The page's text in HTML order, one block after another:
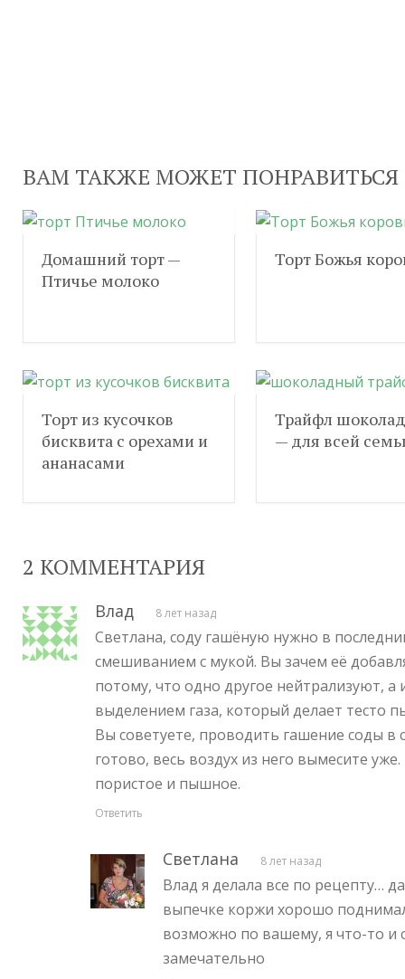
ВАМ ТАКЖЕ МОЖЕТ ПОНРАВИТЬСЯ
Домашний торт —
Птичье молоко
Торт Божья
Торт из кусочков
бисквита с орехами и
ананасами
Трайфл
— для всей
2 КОММЕНТАРИЯ
Влад 8 лет назад
Светлана, соду гашёную нужно в
смешиванием с мукой. Вы зачем её
потому, что одно другое нейтрализуют,
выделением газа, который делает тесто
Вы советуете, проводить гашение соды в
готово, весь воздух из него вымесите
пористое и пышное.
Ответить
Светлана 8 лет назад
Влад я делала все по рецепту…
выпечке коржи хорошо
возможно по вашему, я что-то и
замечательно